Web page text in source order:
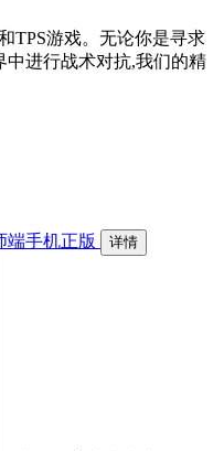
TPS游戏。无论你是寻求
中进行战术对抗,我们的精
端手机正版 详情